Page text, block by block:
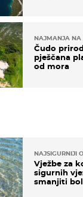
NAJSIGURNIJI
Vježbe za
sigurnih
smanjiti
NAJMANJA NA
Čudo
pješčana
od mora